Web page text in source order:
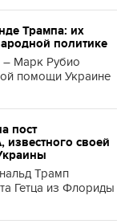
Трампа: их
политике
– Марк Рубио
помощи Украине
пост
своей
Трамп
Гетца из Флориды